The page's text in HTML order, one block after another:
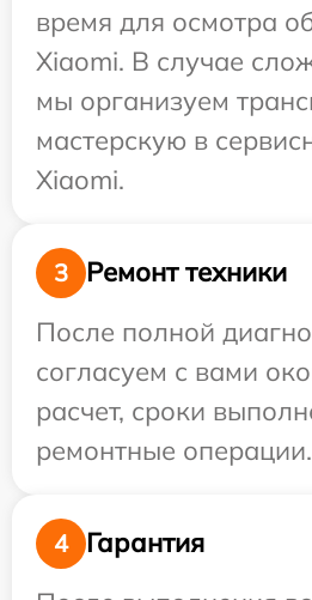
время для осмотра
Xiaomi. В случае
мы организуем
мастерскую в
Xiaomi.
3
Ремонт техники
После полной
согласуем с вами
расчет, сроки
ремонтные операции.
4
Гарантия